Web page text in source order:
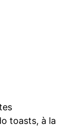
toasts, à la